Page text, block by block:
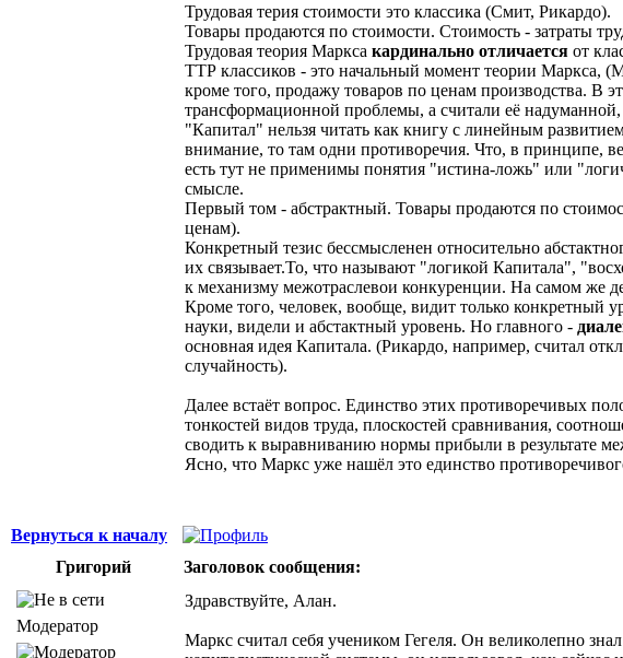
Трудовая терия стоимости это классика (Смит, Рикардо).
Товары продаются по стоимости. Стоимость - затраты
Трудовая теория Маркса кардинально отличается от
ТТР классиков - это начальный момент теории Маркса,
кроме того, продажу товаров по ценам производства. В
трансформационной проблемы, а считали её
"Капитал" нельзя читать как книгу с линейным
внимание, то там одни противоречия. Что, в принципе,
есть тут не применимы понятия "истина-ложь" или
смысле.
Первый том - абстрактный. Товары продаются по
ценам).
Конкретный тезис бессмысленен относительно
их связывает.То, что называют "логикой Капитала",
к механизму межотраслевои конкуренции. На самом же
Кроме того, человек, вообще, видит только конкретный
науки, видели и абстактный уровень. Но главного -
основная идея Капитала. (Рикардо, например, считал
случайность).
Далее встаёт вопрос. Единство этих противоречивых
тонкостей видов труда, плоскостей сравнивания,
сводить к выравниванию нормы прибыли в результате
Ясно, что Маркс уже нашёл это единство
Вернуться к началу
Григорий
Заголовок сообщения:
Модератор
Здравствуйте, Алан.
Маркс считал себя учеником Гегеля. Он великолепно